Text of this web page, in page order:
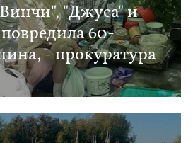
"Джуса" и
60-
- прокуратура